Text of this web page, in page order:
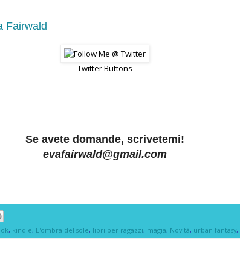
Fairwald
Twitter Buttons
Se avete domande, scrivetemi!
evafairwald@gmail.com
, kindle, L'ombra del sole, libri per ragazzi, magia, Novità, urban fantasy,